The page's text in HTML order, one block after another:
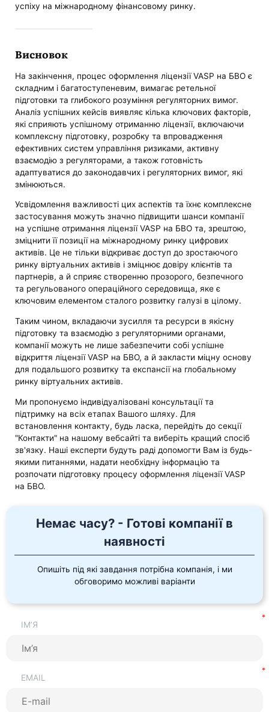
успіху на міжнародному фінансовому ринку.
Висновок
На закінчення, процес оформлення ліцензії VASP на БВО є
складним і багатоступеневим, вимагає ретельної
підготовки та глибокого розуміння регуляторних вимог.
Аналіз успішних кейсів виявляє кілька ключових факторів,
які сприяють успішному отриманню ліцензії, включаючи
комплексну підготовку, розробку та впровадження
ефективних систем управління ризиками, активну
взаємодію з регуляторами, а також готовність
адаптуватися до законодавчих і регуляторних вимог, які
змінюються.
Усвідомлення важливості цих аспектів та їхнє комплексне
застосування можуть значно підвищити шанси компанії
на успішне отримання ліцензії VASP на БВО та, зрештою,
зміцнити її позиції на міжнародному ринку цифрових
активів. Це не тільки відкриває доступ до зростаючого
ринку віртуальних активів і зміцнює довіру клієнтів та
партнерів, а й сприяє створенню прозорого, безпечного
та регульованого операційного середовища, яке є
ключовим елементом сталого розвитку галузі в цілому.
Таким чином, вкладаючи зусилля та ресурси в якісну
підготовку та взаємодію з регуляторними органами,
компанії можуть не лише забезпечити собі успішне
відкриття ліцензії VASP на БВО, а й закласти міцну основу
для подальшого розвитку та експансії на глобальному
ринку віртуальних активів.
Ми пропонуємо індивідуалізовані консультації та
підтримку на всіх етапах Вашого шляху. Для
встановлення контакту, будь ласка, перейдіть до секції
"Контакти" на нашому вебсайті та виберіть кращий спосіб
зв'язку. Наші експерти будуть раді допомогти Вам із будь-
якими питаннями, надати необхідну інформацію та
розпочати підготовку процесу оформлення ліцензії VASP
на БВО.
Немає часу? - Готові компанії в
наявності
Опишіть під які завдання потрібна компанія, і ми
обговоримо можливі варіанти
ІМ’Я
EMAIL